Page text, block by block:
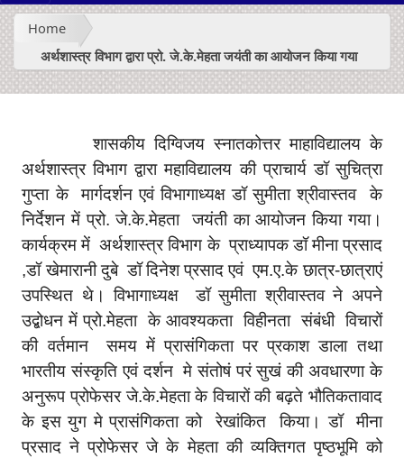
Home
अर्थशास्त्र विभाग द्वारा प्रो. जे.के.मेहता जयंती का आयोजन किया गया
शासकीय दिग्विजय स्नातकोत्तर माहाविद्यालय के
अर्थशास्त्र विभाग द्वारा महाविद्यालय की प्राचार्य डॉ सुचित्रा
गुप्ता के मार्गदर्शन एवं विभागाध्यक्ष डॉ सुमीता श्रीवास्तव के
निर्देशन में प्रो. जे.के.मेहता जयंती का आयोजन किया गया।
कार्यक्रम में अर्थशास्त्र विभाग के प्राध्यापक डॉ मीना प्रसाद
,डॉ खेमारानी दुबे डॉ दिनेश प्रसाद एवं एम.ए.के छात्र-छात्राएं
उपस्थित थे। विभागाध्यक्ष डॉ सुमीता श्रीवास्तव ने अपने
उद्बोधन में प्रो.मेहता के आवश्यकता विहीनता संबंधी विचारों
की वर्तमान समय में प्रासंगिकता पर प्रकाश डाला तथा
भारतीय संस्कृति एवं दर्शन मे संतोषं परं सुखं की अवधारणा के
अनुरूप प्रोफेसर जे.के.मेहता के विचारों की बढ़ते भौतिकतावाद
के इस युग मे प्रासंगिकता को रेखांकित किया। डॉ मीना
प्रसाद ने प्रोफेसर जे के मेहता की व्यक्तिगत पृष्ठभूमि को